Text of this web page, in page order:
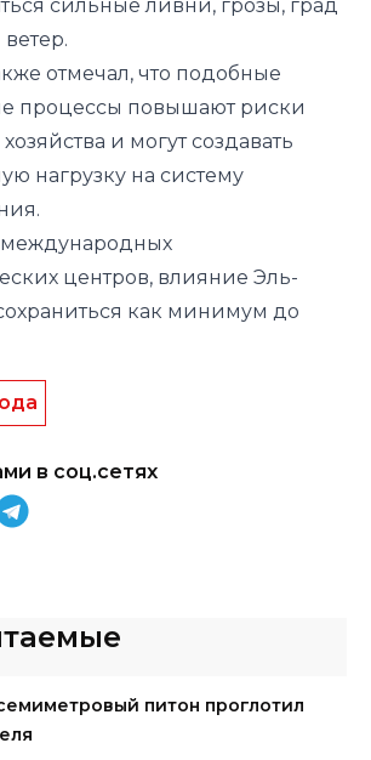
сильные ливни, грозы, град
отмечал, что подобные
процессы повышают риски
и могут создавать
нагрузку на систему
центров, влияние Эль-
как минимум до
в соц.сетях
питон проглотил